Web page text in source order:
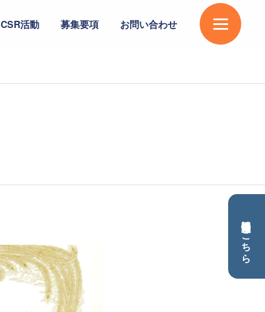
CSR活動 募集要項 お問い合わせ
不動産情報は
こちら